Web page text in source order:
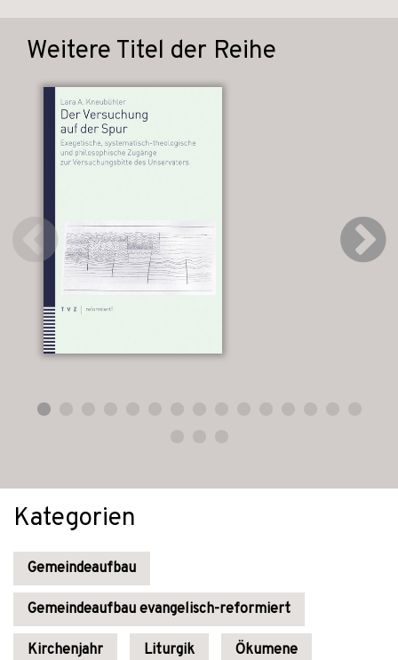
Weitere Titel der Reihe
Kategorien
Gemeindeaufbau
Gemeindeaufbau evangelisch-reformiert
Kirchenjahr Liturgik Ökumene